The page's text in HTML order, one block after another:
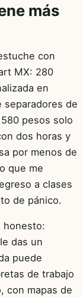
más
con
MX: 280
en
separadores de
pesos solo
dos horas y
por menos de
que me
a clases
de pánico.
honesto:
das un
puede
de trabajo
con mapas de